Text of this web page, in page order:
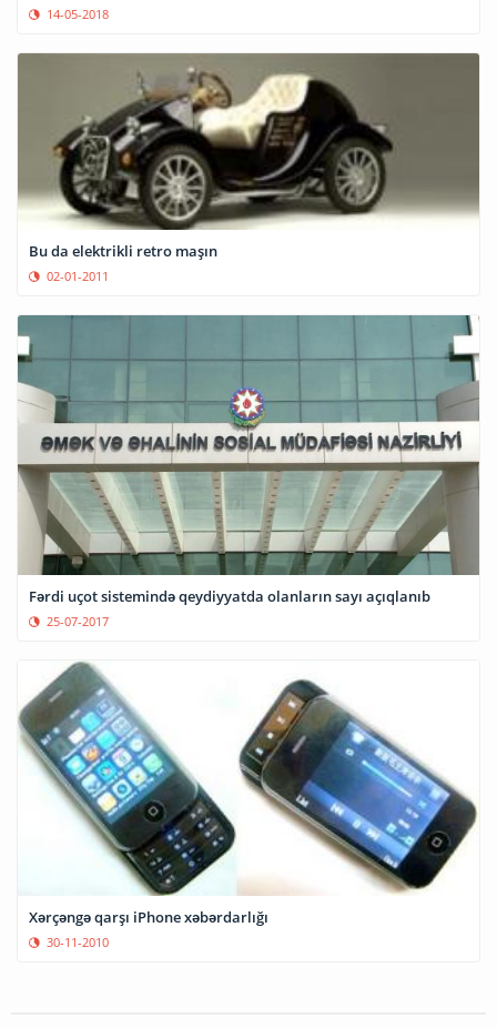
14-05-2018
Bu da elektrikli retro maşın
02-01-2011
Fərdi uçot sistemində qeydiyyatda olanların sayı açıqlanıb
25-07-2017
Xərçəngə qarşı iPhone xəbərdarlığı
30-11-2010